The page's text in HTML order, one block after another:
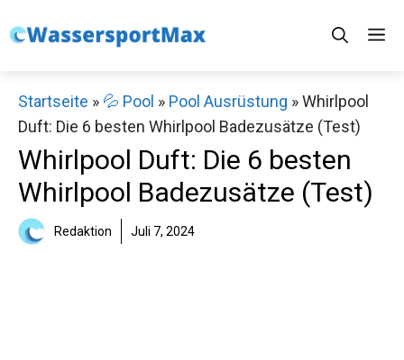
Inhalt
Startseite » 💦 Pool » Pool Ausrüstung »Whirlpool
Duft: Die 6 besten Whirlpool Badezusätze (Test)
Whirlpool Duft: Die 6 besten
Whirlpool Badezusätze (Test)
Redaktion Juli 7, 2024